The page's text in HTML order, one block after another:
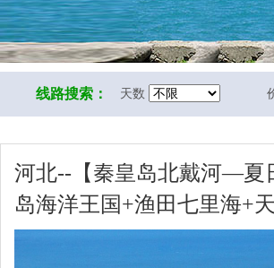
线路搜索： 天数
河北--【秦皇岛北戴河—夏
岛海洋王国+渔田七里海+